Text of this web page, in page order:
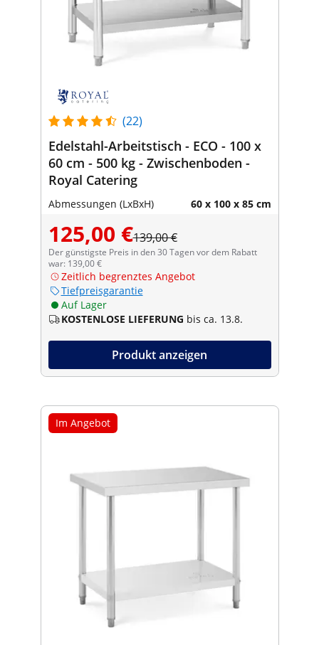
(22)
Edelstahl-Arbeitstisch - ECO - 100 x
60 cm - 500 kg - Zwischenboden -
Royal Catering
Abmessungen (LxBxH) 60 x 100 x 85 cm
125,00 €139,00 €
Der günstigste Preis in den 30 Tagen vor dem Rabatt
war: 139,00 €
Zeitlich begrenztes Angebot
Tiefpreisgarantie
Auf Lager
KOSTENLOSE LIEFERUNG bis ca. 13.8.
Produkt anzeigen
Im Angebot